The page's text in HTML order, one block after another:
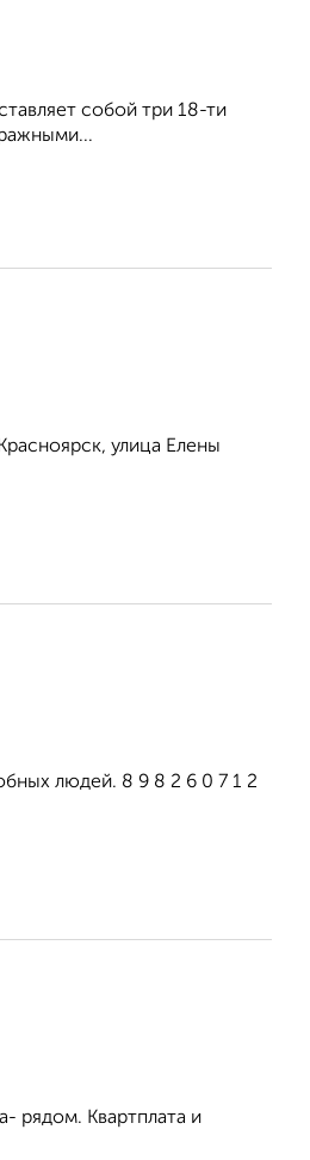
собой три 18-ти
улица Елены
людей. 8 9 8 2 6 0 7 1 2
рядом. Квартплата и